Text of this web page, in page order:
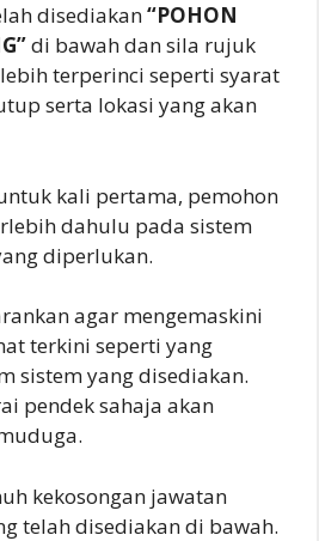
disediakan“POHON
di bawah dan sila rujuk
terperinci seperti syarat
serta lokasi yang akan
kali pertama, pemohon
dahulu pada sistem
diperlukan.
agar mengemaskini
terkini seperti yang
sistem yang disediakan.
pendek sahaja akan
kekosongan jawatan
telah disediakan di bawah.